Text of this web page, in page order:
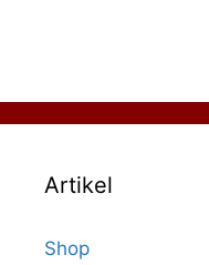
Artikel
Shop